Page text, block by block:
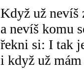
Když už nevíš
a nevíš komu
řekni si: I tak
i když už